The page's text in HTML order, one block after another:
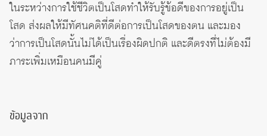
ในระหว่างการใช้ชีวิตเป็นโสดทำให้รับรู้ข้อดีของการอยู่เป็น
โสด ส่งผลให้มีทัศนคติที่ดีต่อการเป็นโสดของตน และมอง
ว่าการเป็นโสดนั้นไม่ได้เป็นเรื่องผิดปกติ และดีตรงที่ไม่ต้องมี
ภาระเพิ่มเหมือนคนมีคู่
ข้อมูลจาก